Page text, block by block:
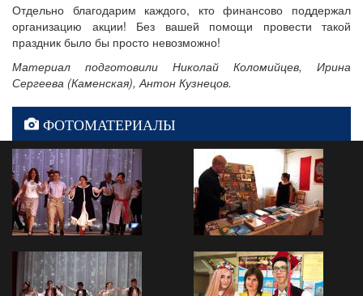
Отдельно благодарим каждого, кто финансово поддержал
организацию акции! Без вашей помощи провести такой
праздник было бы просто невозможно!
Материал подготовили Николай Коломийцев, Ирина
Сергеева (Каменская), Антон Кузнецов.
ФОТОМАТЕРИАЛЫ